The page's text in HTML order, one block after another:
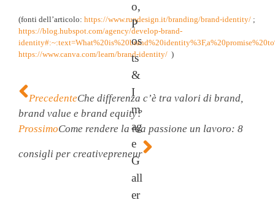
(fonti dell’articolo: https://www.rundesign.it/branding/brand-identity/ ;
https://blog.hubspot.com/agency/develop-brand-
https://www.canva.com/learn/brand-identity/ )
PrecedenteChe differenza c’è tra valori di brand,
brand value e brand equity?
ProssimoCome rendere la tua passione un lavoro: 8
consigli per creativepreneur